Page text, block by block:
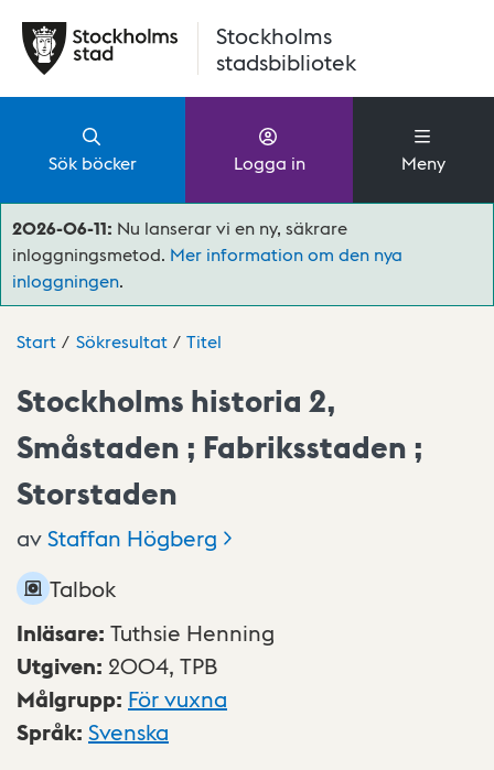
Stockholms
stadsbibliotek
Sök böcker Logga in Meny
2026-06-11: Nu lanserar vi en ny, säkrare
inloggningsmetod. Mer information om den nya
inloggningen.
Start Sökresultat Titel
Stockholms historia 2,
Småstaden ; Fabriksstaden ;
Storstaden
avStaffan Högberg
Talbok
Inläsare: Tuthsie Henning
Utgiven: 2004, TPB
Målgrupp: För vuxna
Språk: Svenska